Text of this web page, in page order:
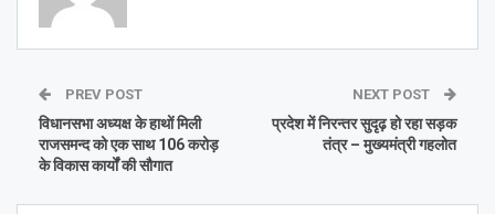
PREV POST
विधानसभा अध्यक्ष के हाथों मिली
राजसमन्द को एक साथ 106 करोड़
के विकास कार्यों की सौगात
NEXT POST
प्रदेश में निरन्तर सुदृढ़ हो रहा सड़क
तंत्र – मुख्यमंत्री गहलोत